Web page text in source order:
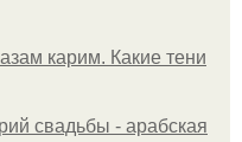
карим. Какие тени
свадьбы - арабская